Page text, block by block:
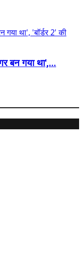
बन गया था',...